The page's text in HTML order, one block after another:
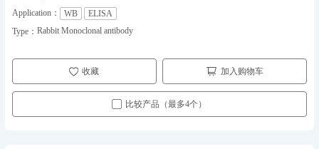
Application：
WB
ELISA
Type： Rabbit Monoclonal antibody
收藏 加入购物车
比较产品（最多4个）